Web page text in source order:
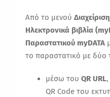
Από το μενού
Ηλεκτρονικά βιβλία
Παραστατικού myDATA
το παραστατικό με δύο
μέσω του QR URL,
QR Code του